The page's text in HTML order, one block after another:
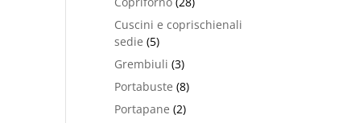
Cuscini e coprischienali
sedie (5)
Grembiuli (3)
Portabuste (8)
Portapane (2)